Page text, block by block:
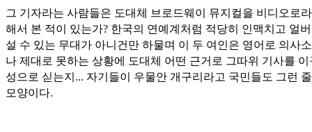
그 기자라는 사람들은 도대체 브로드웨이 뮤지컬을 비디오로
해서 본 적이 있는가? 한국의 연예계처럼 적당히 인맥치고 얼
설 수 있는 무대가 아니건만 하물며 이 두 여인은 영어로 의사
나 제대로 못하는 상황에 도대체 어떤 근거로 그따위 기사를 이
성으로 싣는지... 자기들이 우물안 개구리라고 국민들도 그런
모양이다.